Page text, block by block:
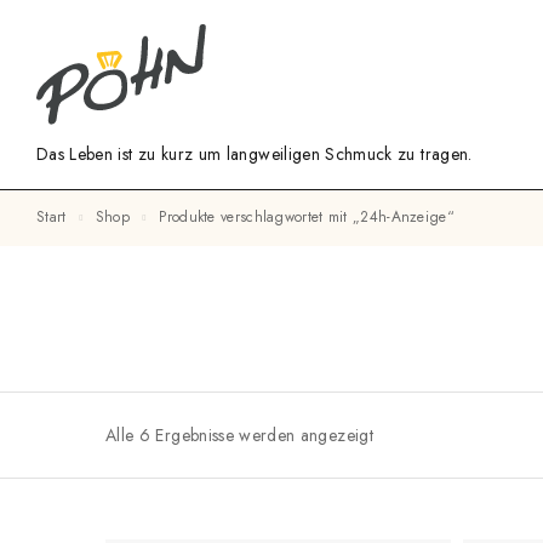
Das Leben ist zu kurz um langweiligen Schmuck zu tragen.
Start Shop Produkte verschlagwortet mit „24h-Anzeige“
Alle 6 Ergebnisse werden angezeigt